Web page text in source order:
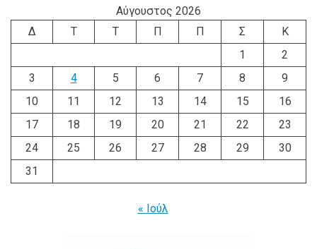
Αύγουστος 2026
Δ
Τ Τ Π Π Σ
Κ
1
2
3
4 5 6 7 8
9
10
11 12 13 14 15
16
17
18 19 20 21 22
23
24
25 26 27 28 29
30
31
« Ιούλ